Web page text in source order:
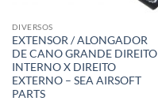
DIVERSOS
EXTENSOR / ALONGADOR
DE CANO GRANDE DIREITO
INTERNO X DIREITO
EXTERNO – SEA AIRSOFT
PARTS